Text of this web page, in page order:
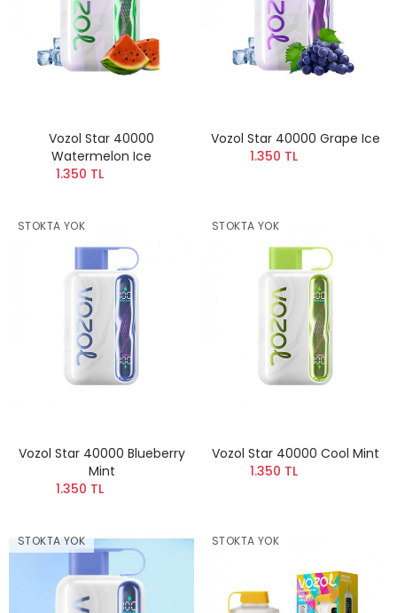
Vozol Star 40000
Watermelon Ice
1.350 TL
Vozol Star 40000 Grape Ice
1.350 TL
STOKTA YOK
Vozol Star 40000 Blueberry
Mint
1.350 TL
STOKTA YOK
Vozol Star 40000 Cool Mint
1.350 TL
STOKTA YOK STOKTA YOK